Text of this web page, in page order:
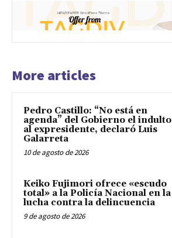
More articles
Pedro Castillo: “No está en
agenda” del Gobierno el indulto
al expresidente, declaró Luis
Galarreta
10 de agosto de 2026
Keiko Fujimori ofrece «escudo
total» a la Policía Nacional en la
lucha contra la delincuencia
9 de agosto de 2026